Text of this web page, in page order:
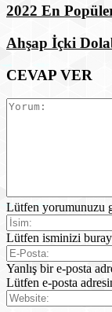
2022 En
Ahşap İçki
CEVAP VER
Lütfen yorumunuzu
Lütfen isminizi
Yanlış bir e-posta
Lütfen e-posta